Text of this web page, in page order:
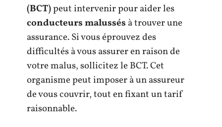
(BCT)peut intervenir pour aider les
conducteurs malussés à trouver une
assurance. Si vous éprouvez des
difficultés à vous assurer en raison de
votre malus, sollicitez le BCT. Cet
organisme peut imposer à un assureur
de vous couvrir, tout en fixant un tarif
raisonnable.